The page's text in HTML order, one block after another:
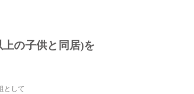
の子供と同居)を
として